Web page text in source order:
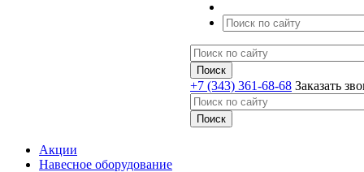
+7 (343) 361-68-68 Заказать
Акции
Навесное оборудование